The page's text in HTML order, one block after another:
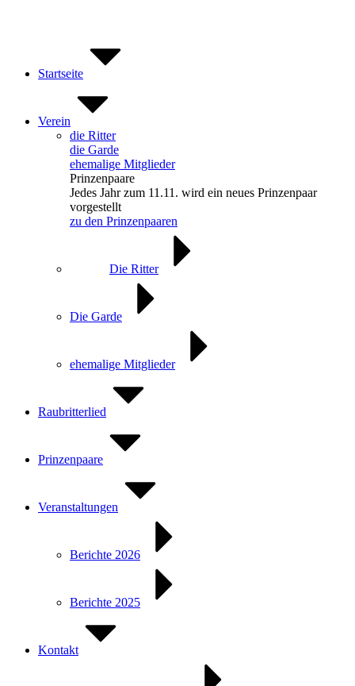
Startseite
Verein
die Ritter
die Garde
ehemalige Mitglieder
Prinzenpaare
Jedes Jahr zum 11.11. wird ein neues Prinzenpaar
vorgestellt
zu den Prinzenpaaren
Die Ritter
Die Garde
ehemalige Mitglieder
Raubritterlied
Prinzenpaare
Veranstaltungen
Berichte 2026
Berichte 2025
Kontakt